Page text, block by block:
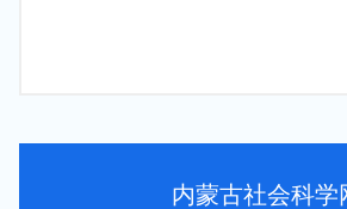
内蒙古社会科学